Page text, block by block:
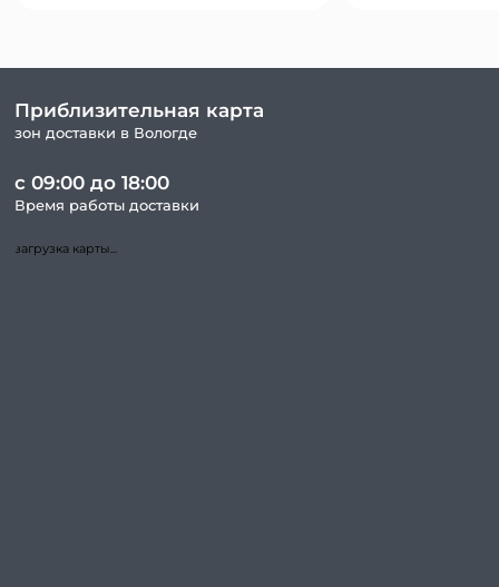
Приблизительная карта
зон доставки в Вологде
с 09:00 до 18:00
Время работы доставки
загрузка карты...